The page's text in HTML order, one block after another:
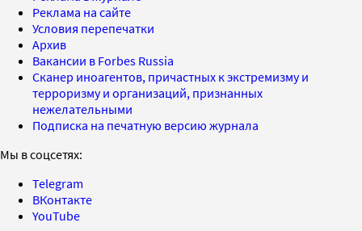
Реклама на сайте
Условия перепечатки
Архив
Вакансии в Forbes Russia
Сканер иноагентов, причастных к экстремизму и
терроризму и организаций, признанных
нежелательными
Подписка на печатную версию журнала
Мы в соцсетях:
Telegram
ВКонтакте
YouTube